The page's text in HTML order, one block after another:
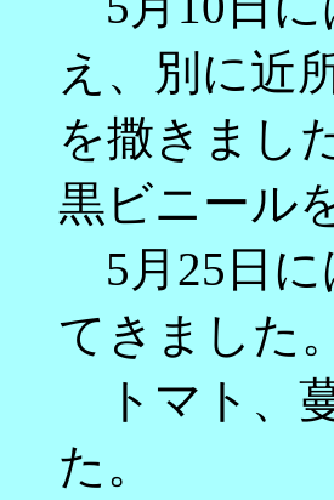
え、別に近
を撒きまし
黒ビニール
5月25日に
てきました。
トマト、
た。